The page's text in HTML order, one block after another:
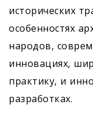
исторических
особенностях
народов,
инновациях,
практику, и
разработках.